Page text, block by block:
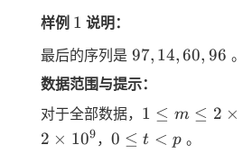
样例 1
1 说明：
最后的序列是 97,14,60,96
97, 14, 60, 96 。
数据范围与提示：
对于全部数据， 1≤m≤2
\times
10^5
1 ≤ m ≤ 2 ×
2 × 109 ， 0
0 ≤ t < p 。